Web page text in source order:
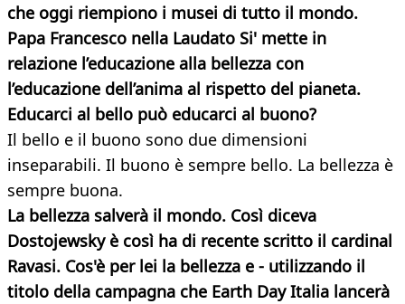
che oggi riempiono i musei di tutto il mondo.
Papa Francesco nella Laudato Si' mette in
relazione l’educazione alla bellezza con
l’educazione dell’anima al rispetto del pianeta.
Educarci al bello può educarci al buono?
Il bello e il buono sono due dimensioni
inseparabili. Il buono è sempre bello. La bellezza è
sempre buona.
La bellezza salverà il mondo. Così diceva
Dostojewsky è così ha di recente scritto il cardinal
Ravasi. Cos'è per lei la bellezza e - utilizzando il
titolo della campagna che Earth Day Italia lancerà